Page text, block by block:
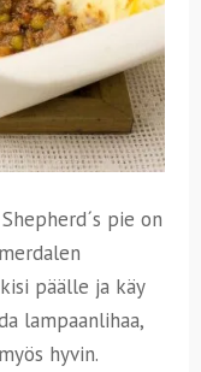
pie on
päälle ja käy
lampaanlihaa,
hyvin.